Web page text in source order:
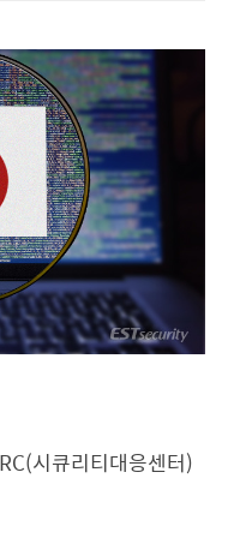
시큐리티대응센터)